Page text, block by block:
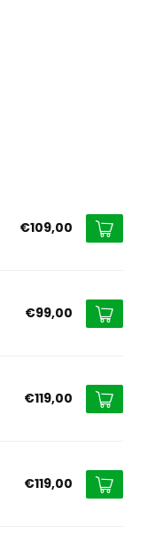
€109,00
€99,00
€119,00
€119,00